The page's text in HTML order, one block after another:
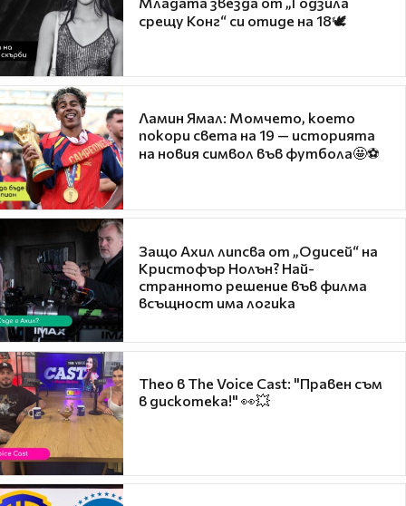
срещу Конг“ си отиде на 18🕊️
Ламин Ямал: Момчето, което
покори света на 19 — историята
на новия символ във футбола🤩⚽
Защо Ахил липсва от „Одисей“ на
Кристофър Нолън? Най-
странното решение във филма
всъщност има логика
Theo в The Voice Cast: "Правен съм
в дискотека!" 👀💥